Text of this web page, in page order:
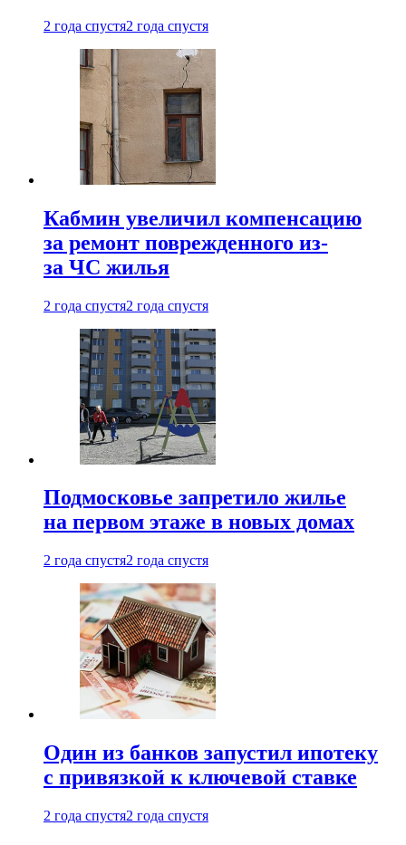
2 года спустя2 года спустя
Кабмин увеличил компенсацию
за ремонт поврежденного из-
за ЧС жилья
2 года спустя2 года спустя
Подмосковье запретило жилье
на первом этаже в новых домах
2 года спустя2 года спустя
Один из банков запустил ипотеку
с привязкой к ключевой ставке
2 года спустя2 года спустя